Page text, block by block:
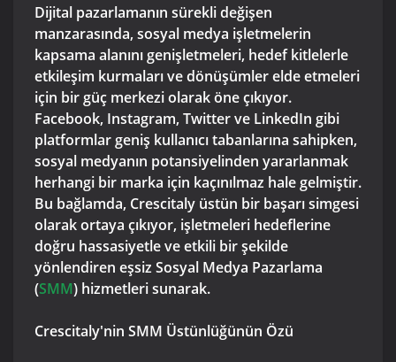
Dijital pazarlamanın sürekli değişen
manzarasında, sosyal medya işletmelerin
kapsama alanını genişletmeleri, hedef kitlelerle
etkileşim kurmaları ve dönüşümler elde etmeleri
için bir güç merkezi olarak öne çıkıyor.
Facebook, Instagram, Twitter ve LinkedIn gibi
platformlar geniş kullanıcı tabanlarına sahipken,
sosyal medyanın potansiyelinden yararlanmak
herhangi bir marka için kaçınılmaz hale gelmiştir.
Bu bağlamda, Crescitaly üstün bir başarı simgesi
olarak ortaya çıkıyor, işletmeleri hedeflerine
doğru hassasiyetle ve etkili bir şekilde
yönlendiren eşsiz Sosyal Medya Pazarlama
(SMM) hizmetleri sunarak.
Crescitaly'nin SMM Üstünlüğünün Özü